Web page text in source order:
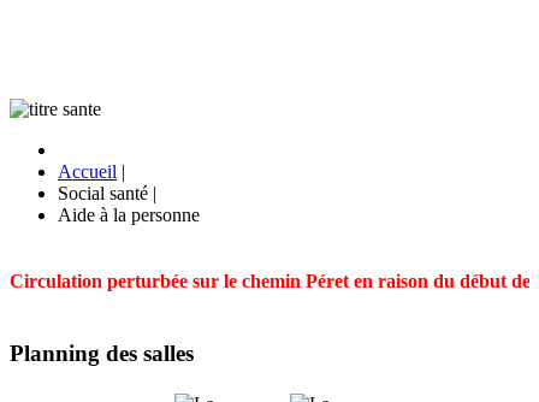
Accueil |
Social santé |
Aide à la personne
Circulation perturbée sur le chemin Péret en raison du début
Planning des salles